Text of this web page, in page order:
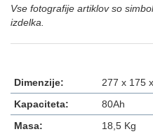
Vse fotografije artiklov so
izdelka.
Dimenzije:
277 x 175
Kapaciteta:
80Ah
Masa:
18,5 Kg